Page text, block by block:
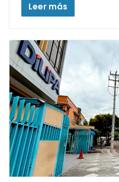
Leer más